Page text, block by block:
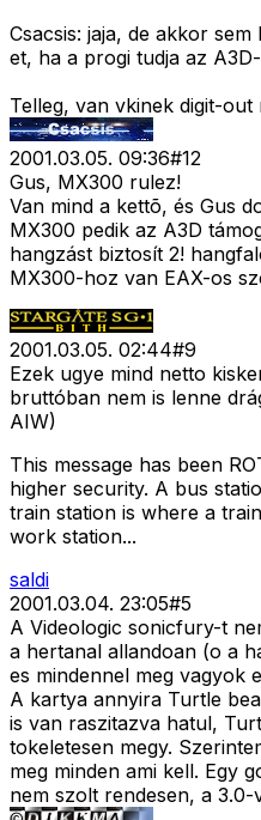
Csacsis: jaja, de akkor
et, ha a progi tudja az
Telleg, van vkinek digit-
2001.03.05. 09:36#12
Gus, MX300 rulez!
Van mind a kettõ, és Gus
MX300 pedik az A3D
hangzást biztosít 2!
MX300-hoz van EAX-os
2001.03.05. 02:44#9
Ezek ugye mind netto
bruttóban nem is lenne
AIW)
This message has been
higher security. A bus
train station is where a
work station...
saldi
2001.03.04. 23:05#5
A Videologic sonicfury-t
a hertanal allandoan (o a
es mindennel meg vagyok
A kartya annyira Turtle
is van raszitazva hatul,
tokeletesen megy.
meg minden ami kell. Egy
nem szolt rendesen, a 3.0-